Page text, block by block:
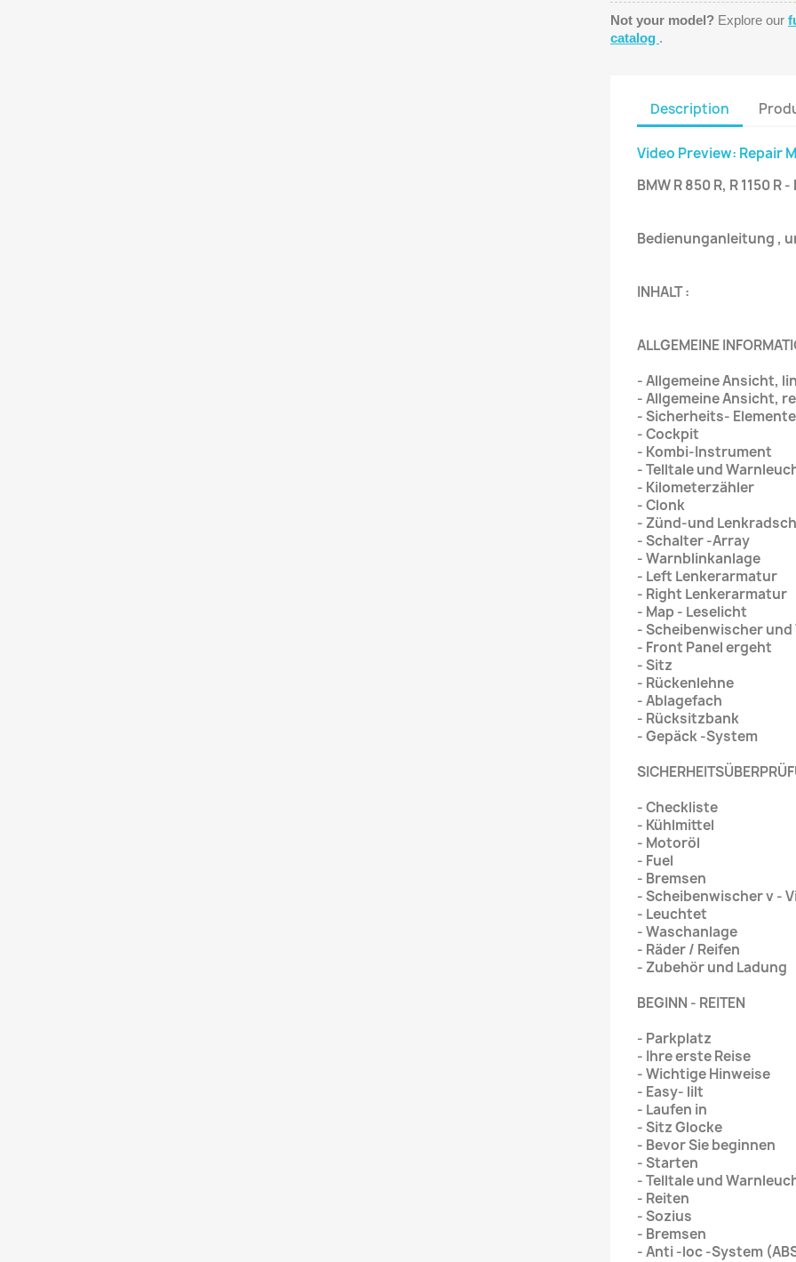
Not your model? Explore our
catalog .
Description
Video Preview: Repair
BMW R 850 R, R 1150 R
Bedienunganleitung ,
INHALT :
ALLGEMEINE
- Allgemeine Ansicht,
- Allgemeine Ansicht,
- Sicherheits- Elemente
- Cockpit
- Kombi-Instrument
- Telltale und
- Kilometerzähler
- Clonk
- Zünd-und
- Schalter -Array
- Warnblinkanlage
- Left Lenkerarmatur
- Right Lenkerarmatur
- Map - Leselicht
- Scheibenwischer
- Front Panel ergeht
- Sitz
- Rückenlehne
- Ablagefach
- Rücksitzbank
- Gepäck -System
- Checkliste
- Kühlmittel
- Motoröl
- Fuel
- Bremsen
- Scheibenwischer v -
- Leuchtet
- Waschanlage
- Räder / Reifen
- Zubehör und Ladung
BEGINN - REITEN
- Parkplatz
- Ihre erste Reise
- Wichtige Hinweise
- Easy- lilt
- Laufen in
- Sitz Glocke
- Bevor Sie beginnen
- Starten
- Telltale und
- Reiten
- Sozius
- Bremsen
- Anti -loc -System